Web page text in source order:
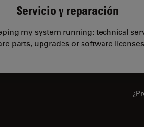
Servicio y reparación
my system running: technical
parts, upgrades or software